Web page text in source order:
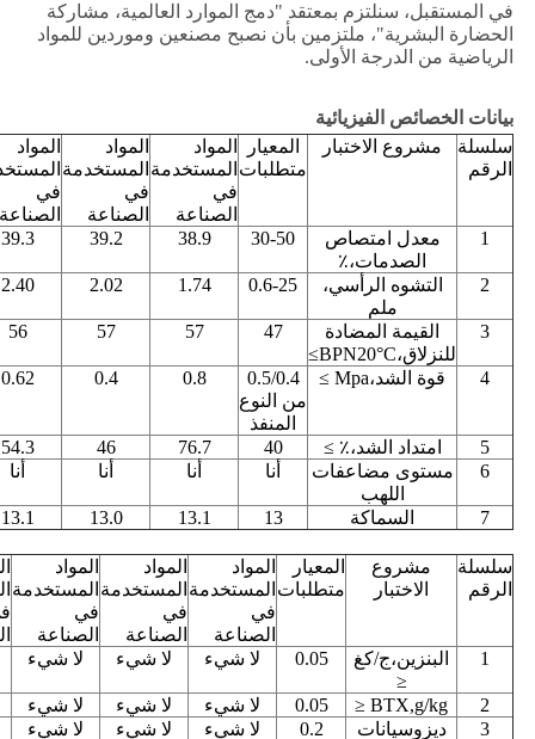
في المستقبل، سنلتزم بمعتقد "دمج الموارد العالمية، مشاركة
الحضارة البشرية"، ملتزمين بأن نصبح مصنعين وموردين للمواد
الرياضية من الدرجة الأولى.
بيانات الخصائص الفيزيائية
سلسلة
الرقم
مشروع الاختبار
المعيار
متطلبات
المواد
المستخدمة
في
الصناعة
المواد
المستخدمة
في
الصناعة
المواد
في
الصناعة
1
معدل امتصاص
الصدمات،٪
30-50
38.9
39.2
39.3
2
التشوه الرأسي،
ملم
0.6-25
1.74
2.02
2.40
3
القيمة المضادة
للنزلاق،BPN20°C≥
47
57
57
56
4 قوة الشد،Mpa ≥
0.5/0.4
من النوع
المنفذ
0.8
0.4
0.62
5 امتداد الشد،٪ ≥ 40
76.7
46
54.3
6
مستوى مضاعفات
اللهب
أنا أنا أنا أنا
7 السماكة 13
13.1
13.0
13.1
سلسلة
الرقم
مشروع
الاختبار
المعيار
متطلبات
المواد
المستخدمة
في
الصناعة
المواد
المستخدمة
في
الصناعة
المواد
المستخدمة
في
الصناعة
1
البنزين،ج/كغ
≤
0.05 لا شيء لا شيء لا شيء
2
BTX,g/kg ≤
0.05 لا شيء لا شيء
لا شيء
3
ديزوسيانات 0.2 لا شيء لا شيء لا شيء